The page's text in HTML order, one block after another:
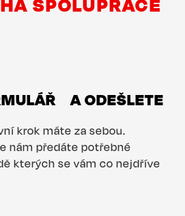
A ODEŠLETE
krok máte za sebou.
nám předáte potřebné
kterých se vám co nejdříve